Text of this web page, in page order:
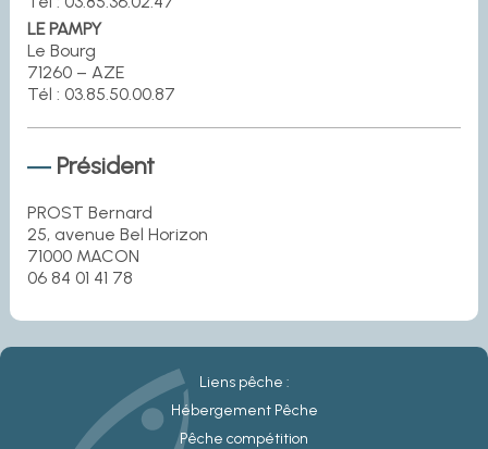
LE PAMPY
Le Bourg
71260 – AZE
Tél : 03.85.50.00.87
Président
PROST Bernard
25, avenue Bel Horizon
71000 MACON
06 84 01 41 78
Liens pêche :
Hébergement Pêche
Pêche compétition